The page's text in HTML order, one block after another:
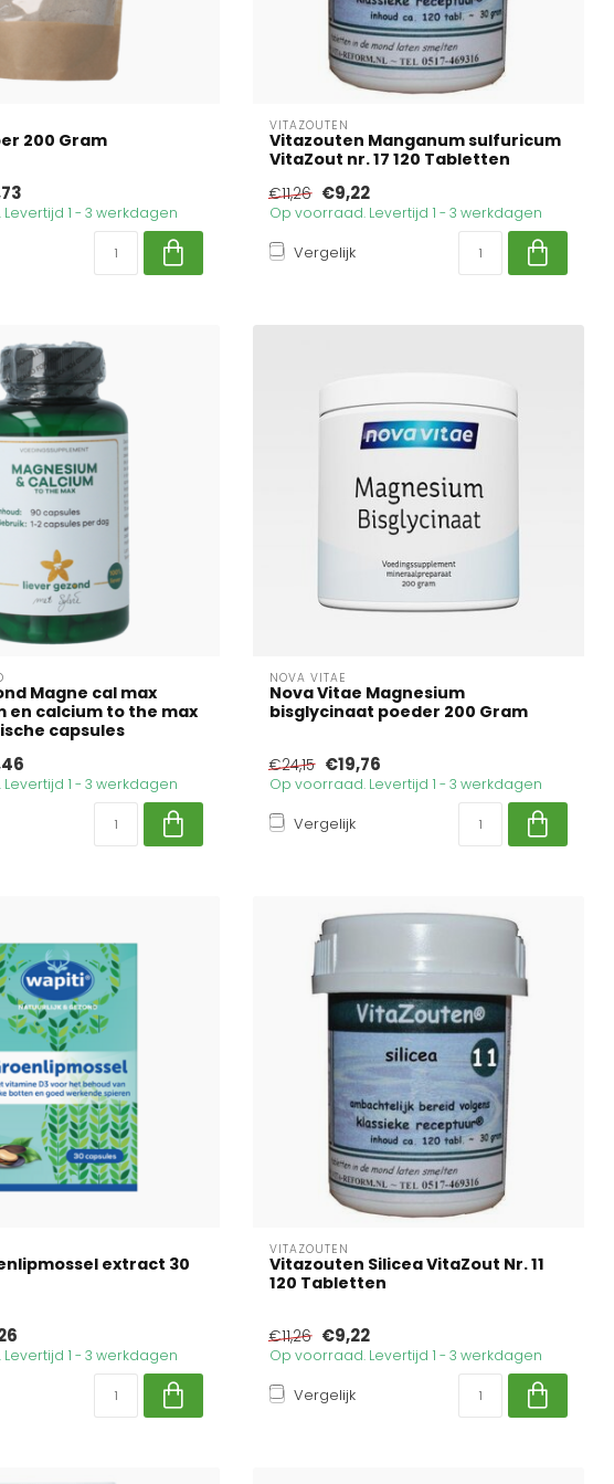
200 Gram
1 - 3 werkdagen
VITAZOUTEN
Vitazouten Manganum sulfuricum
VitaZout nr. 17 120 Tabletten
€11,26 €9,22
Op voorraad. Levertijd 1 - 3 werkdagen
Vergelijk
Magne cal max
en calcium to the max
capsules
1 - 3 werkdagen
NOVA VITAE
Nova Vitae Magnesium
bisglycinaat poeder 200 Gram
€24,15 €19,76
Op voorraad. Levertijd 1 - 3 werkdagen
Vergelijk
extract 30
1 - 3 werkdagen
VITAZOUTEN
Vitazouten Silicea VitaZout Nr. 11
120 Tabletten
€11,26 €9,22
Op voorraad. Levertijd 1 - 3 werkdagen
Vergelijk